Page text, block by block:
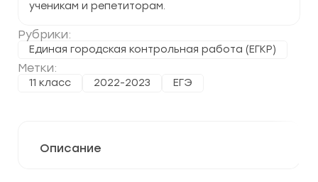
ученикам и репетиторам.
Рубрики:
Единая городская контрольная работа (ЕГКР)
Метки:
11 класс 2022-2023 ЕГЭ
Описание